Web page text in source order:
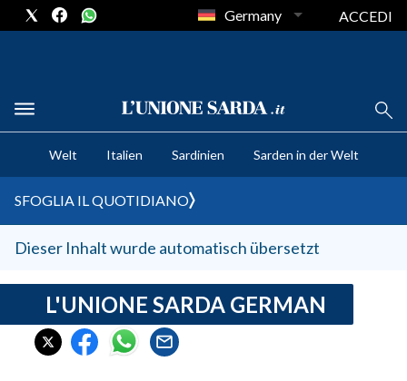
CRONACA SARDEGNA
CAGLIARI
SULCIS IGLESIENTE
MEDIO CAMPIDANO
SASSARI E PROVINCIA
GALLURA
NUORO E PROVINCIA
Germany ACCEDI
Welt Italien Sardinien Sarden in der Welt
SFOGLIA IL QUOTIDIANO
Dieser Inhalt wurde automatisch übersetzt
L'UNIONE SARDA GERMAN